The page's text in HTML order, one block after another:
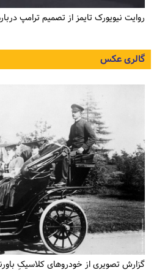
روایت نیویورک تایمز از تصمیم ترامپ
گالری عکس
گزارش تصویری از خودروهای کلاسیکِ